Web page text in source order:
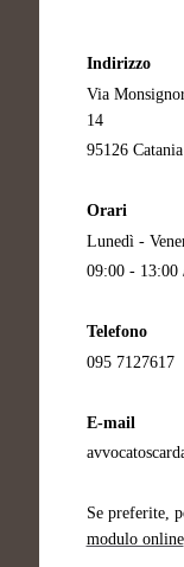
Indirizzo
Via
14
95126 Catania
Orari
Lunedì -
09:00 - 13:00
Telefono
095 7127617
E-mail
Se preferite,
modulo online